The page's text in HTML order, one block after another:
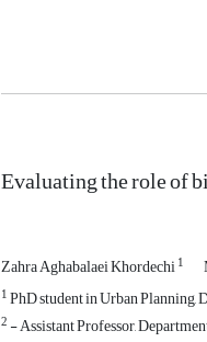
Evaluating the role of
Zahra Aghabalaei Khordechi1
1PhD student in Urban Planning,
2 - Assistant Professor,